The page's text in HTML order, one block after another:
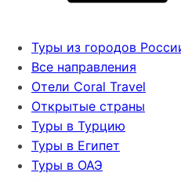
Туры из городов
Все направления
Отели Coral Travel
Открытые страны
Туры в Турцию
Туры в Египет
Туры в ОАЭ